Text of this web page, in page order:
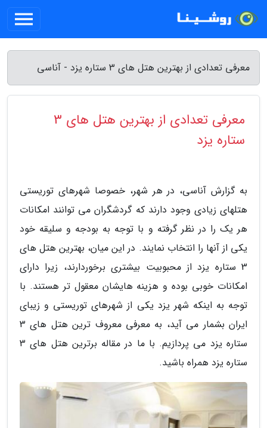
معرفی تعدادی از بهترین هتل های 3 ستاره یزد - آناسی
معرفی تعدادی از بهترین هتل های 3
ستاره یزد
به گزارش آناسی، در هر شهر، خصوصا شهرهای توریستی
هتلهای زیادی وجود دارند که گردشگران می توانند امکانات
هر یک را در نظر گرفته و با توجه به بودجه و سلیقه خود
یکی از آنها را انتخاب نمایند. در این میان، بهترین هتل های
3 ستاره یزد از محبوبیت بیشتری برخوردارند، زیرا دارای
امکانات خوبی بوده و هزینه هایشان معقول تر هستند. با
توجه به اینکه شهر یزد یکی از شهرهای توریستی و زیبای
ایران بشمار می آید، به معرفی معروف ترین هتل های 3
ستاره یزد می پردازیم. با ما در مقاله برترین هتل های 3
ستاره یزد همراه باشید.